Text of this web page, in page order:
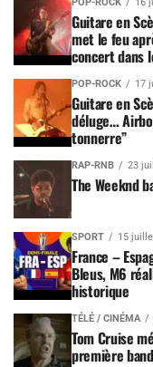
Guitare en
met le feu
concert dans
POP-ROCK 17
Guitare en
déluge…
tonnerre”
RAP-RNB 23
The Weeknd
SPORT 15
France –
Bleus, M6
historique
TÉLÉ / CINÉMA
Tom Cruise
première